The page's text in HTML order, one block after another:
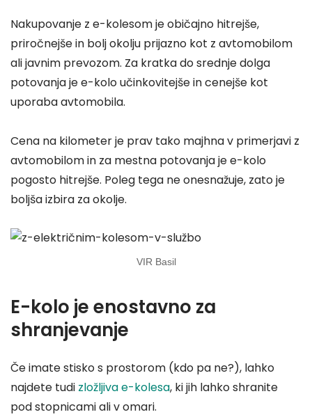
Nakupovanje z e-kolesom je običajno hitrejše,
priročnejše in bolj okolju prijazno kot z avtomobilom
ali javnim prevozom. Za kratka do srednje dolga
potovanja je e-kolo učinkovitejše in cenejše kot
uporaba avtomobila.
Cena na kilometer je prav tako majhna v primerjavi z
avtomobilom in za mestna potovanja je e-kolo
pogosto hitrejše. Poleg tega ne onesnažuje, zato je
boljša izbira za okolje.
VIR Basil
E-kolo je enostavno za
shranjevanje
Če imate stisko s prostorom (kdo pa ne?), lahko
najdete tudi zložljiva e-kolesa, ki jih lahko shranite
pod stopnicami ali v omari.